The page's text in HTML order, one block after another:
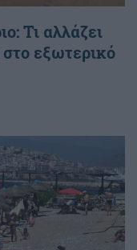
Τι αλλάζει
εξωτερικό